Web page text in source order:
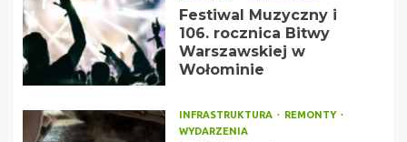
Festiwal Muzyczny i
106. rocznica Bitwy
Warszawskiej w
Wołominie
INFRASTRUKTURA
REMONTY
WYDARZENIA